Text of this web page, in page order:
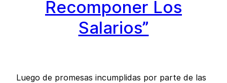
Recomponer Los
Salarios”
Luego de promesas incumplidas por parte de las